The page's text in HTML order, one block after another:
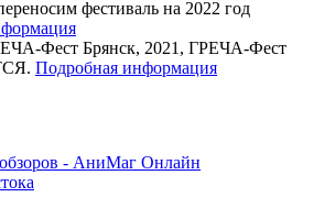
фестиваль на 2022 год
Фест Брянск, 2021, ГРЕЧА-Фест
Подробная информация